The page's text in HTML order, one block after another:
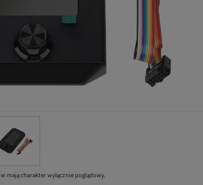
mają charakter wyłącznie poglądowy.